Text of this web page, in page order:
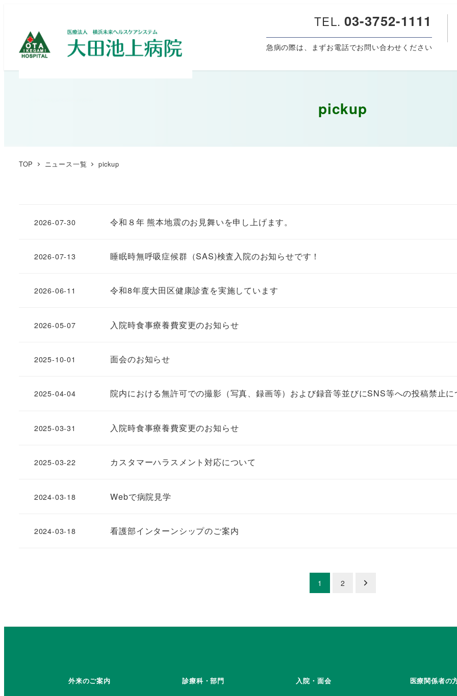
TEL. 03-3752-1111
急病の際は、まずお電話でお問い合わせください
pickup
TOP ニュース一覧 pickup
令和８年 熊本地震のお見舞いを申し上げます。
2026-07-30
睡眠時無呼吸症候群（SAS)検査入院のお知らせです！
2026-07-13
令和8年度大田区健康診査を実施しています
2026-06-11
入院時食事療養費変更のお知らせ
2026-05-07
面会のお知らせ
2025-10-01
院内における無許可での撮影（写真、録画等）および録音等並びにSNS等への投稿禁止に
2025-04-04
入院時食事療養費変更のお知らせ
2025-03-31
カスタマーハラスメント対応について
2025-03-22
Webで病院見学
2024-03-18
看護部インターンシップのご案内
2024-03-18
稿
1 2
外来のご案内 診療科・部門 入院・面会 医療関係者の